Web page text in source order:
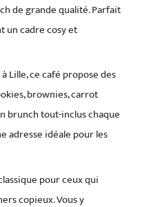
de grande qualité. Parfait
un cadre cosy et
Lille, ce café propose des
brownies, carrot
brunch tout-inclus chaque
adresse idéale pour les
pour ceux qui
copieux. Vous y